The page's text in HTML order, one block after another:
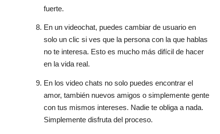
fuerte.
En un videochat, puedes cambiar de usuario en
solo un clic si ves que la persona con la que hablas
no te interesa. Esto es mucho más difícil de hacer
en la vida real.
En los video chats no solo puedes encontrar el
amor, también nuevos amigos o simplemente gente
con tus mismos intereses. Nadie te obliga a nada.
Simplemente disfruta del proceso.